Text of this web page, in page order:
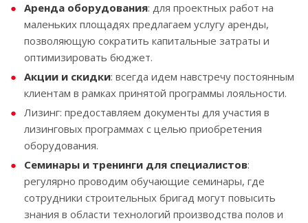
Аренда оборудования: для проектных работ на
маленьких площадях предлагаем услугу аренды,
позволяющую сократить капитальные затраты и
оптимизировать бюджет.
Акции и скидки: всегда идем навстречу постоянным
клиентам в рамках принятой программы лояльности.
Лизинг: предоставляем документы для участия в
лизинговых программах с целью приобретения
оборудования.
Семинары и тренинги для специалистов:
регулярно проводим обучающие семинары, где
сотрудники строительных бригад могут повысить
знания в области технологий производства полов и